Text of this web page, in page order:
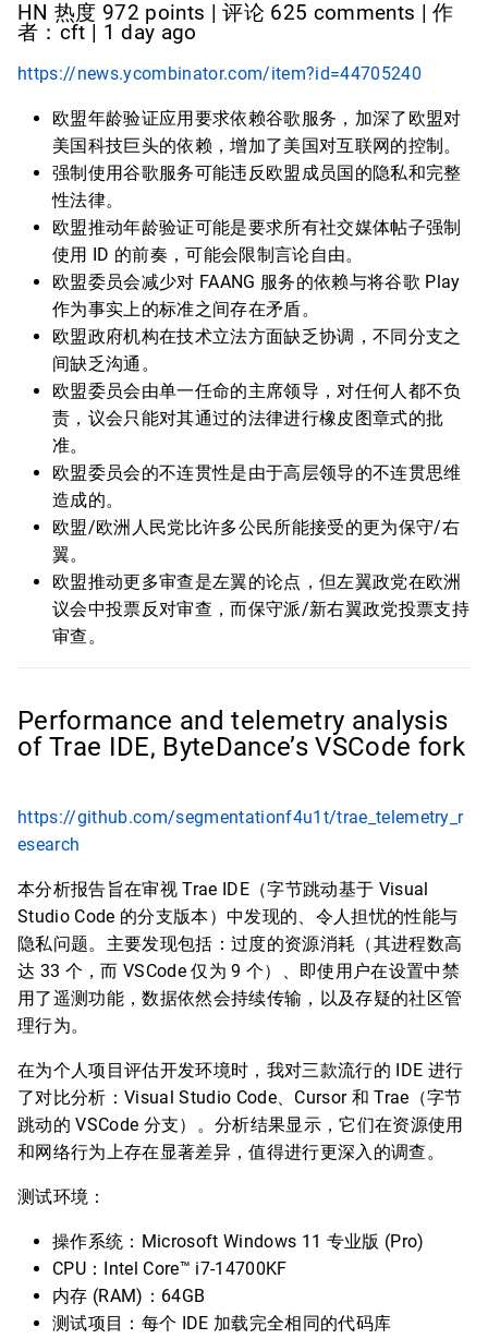
HN 热度 972 points | 评论 625 comments | 作
者：cft | 1 day ago
https://news.ycombinator.com/item?id=44705240
欧盟年龄验证应用要求依赖谷歌服务，加深了欧盟对
美国科技巨头的依赖，增加了美国对互联网的控制。
强制使用谷歌服务可能违反欧盟成员国的隐私和完整
性法律。
欧盟推动年龄验证可能是要求所有社交媒体帖子强制
使用 ID 的前奏，可能会限制言论自由。
欧盟委员会减少对 FAANG 服务的依赖与将谷歌 Play
作为事实上的标准之间存在矛盾。
欧盟政府机构在技术立法方面缺乏协调，不同分支之
间缺乏沟通。
欧盟委员会由单一任命的主席领导，对任何人都不负
责，议会只能对其通过的法律进行橡皮图章式的批
准。
欧盟委员会的不连贯性是由于高层领导的不连贯思维
造成的。
欧盟/欧洲人民党比许多公民所能接受的更为保守/右
翼。
欧盟推动更多审查是左翼的论点，但左翼政党在欧洲
议会中投票反对审查，而保守派/新右翼政党投票支持
审查。
Performance and telemetry analysis
of Trae IDE, ByteDance’s VSCode fork
https://github.com/segmentationf4u1t/trae_telemetry_r
esearch
本分析报告旨在审视 Trae IDE（字节跳动基于 Visual
Studio Code 的分支版本）中发现的、令人担忧的性能与
隐私问题。主要发现包括：过度的资源消耗（其进程数高
达 33 个，而 VSCode 仅为 9 个）、即使用户在设置中禁
用了遥测功能，数据依然会持续传输，以及存疑的社区管
理行为。
在为个人项目评估开发环境时，我对三款流行的 IDE 进行
了对比分析：Visual Studio Code、Cursor 和 Trae（字节
跳动的 VSCode 分支）。分析结果显示，它们在资源使用
和网络行为上存在显著差异，值得进行更深入的调查。
测试环境：
操作系统：Microsoft Windows 11 专业版 (Pro)
CPU：Intel Core™ i7-14700KF
内存 (RAM)：64GB
测试项目：每个 IDE 加载完全相同的代码库